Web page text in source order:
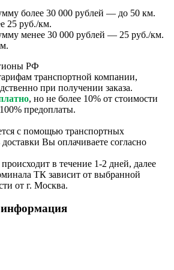
более 30 000 рублей — до 50 км.
25 руб./км.
менее 30 000 рублей — 25 руб./км.
РФ
транспортной компании,
при получении заказа.
, но не более 10% от стоимости
предоплаты.
с помощью транспортных
Вы оплачиваете согласно
в течение 1-2 дней, далее
ТК зависит от выбранной
от г. Москва.